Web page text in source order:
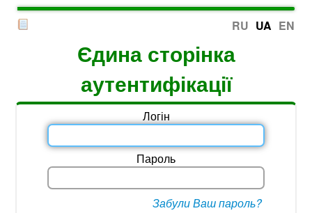
RU UA EN
Єдина сторінка
аутентифікації
Логін
Пароль
Забули Ваш пароль?